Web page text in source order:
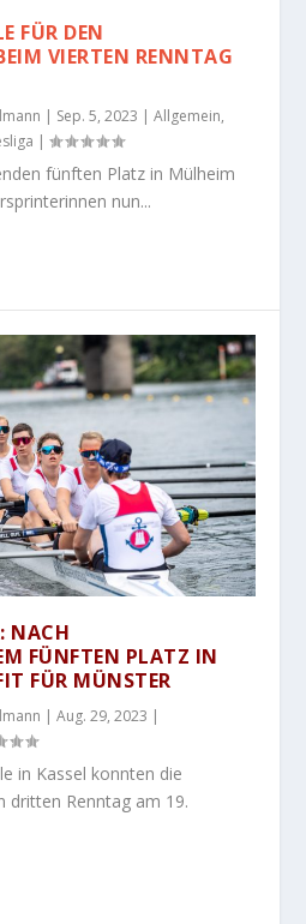
FÜR DEN
VIERTEN RENNTAG
| Sep. 5, 2023 |Allgemein,
|
fünften Platz in Mülheim
nun...
NACH
FÜNFTEN PLATZ IN
FÜR MÜNSTER
|Aug. 29, 2023 |
in Kassel konnten die
dritten Renntag am 19.